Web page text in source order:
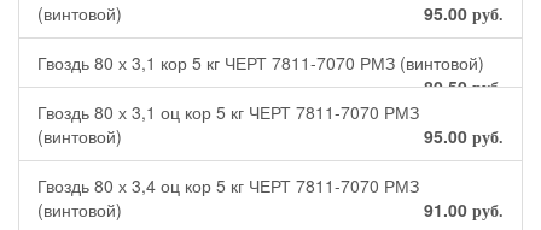
(винтовой)
95.00 руб.
Гвоздь 80 х 3,1 кор 5 кг ЧЕРТ 7811-7070 РМЗ (винтовой)
80.50руб.
Гвоздь 80 х 3,1 оц кор 5 кг ЧЕРТ 7811-7070 РМЗ
(винтовой)
95.00 руб.
Гвоздь 80 х 3,4 оц кор 5 кг ЧЕРТ 7811-7070 РМЗ
(винтовой)
91.00 руб.